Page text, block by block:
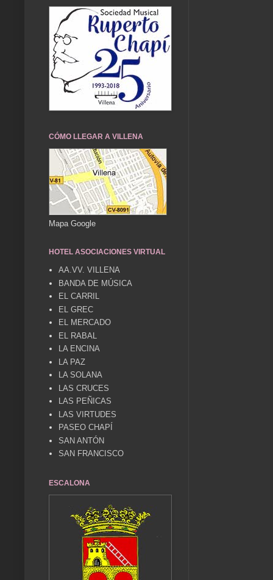
CÓMO LLEGAR A VILLENA
Mapa Google
HOTEL ASOCIACIONES VIRTUAL
AA.VV. VILLENA
BANDA DE MÚSICA
EL CARRIL
EL GREC
EL MERCADO
EL RABAL
LA ENCINA
LA PAZ
LA SOLANA
LAS CRUCES
LAS PEÑICAS
LAS VIRTUDES
PASEO CHAPÍ
SAN ANTÓN
SAN FRANCISCO
ESCALONA